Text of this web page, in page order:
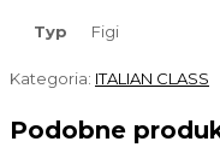
Typ Figi
Kategoria: ITALIAN CLASS
Podobne